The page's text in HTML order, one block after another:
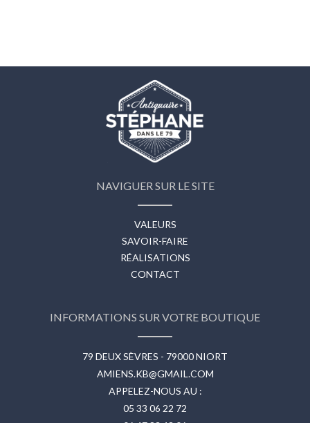
NAVIGUER SUR LE SITE
VALEURS
SAVOIR-FAIRE
RÉALISATIONS
CONTACT
INFORMATIONS SUR VOTRE BOUTIQUE
79 DEUX SÈVRES - 79000 NIORT
AMIENS.KB@GMAIL.COM
APPELEZ-NOUS AU :
05 33 06 22 72